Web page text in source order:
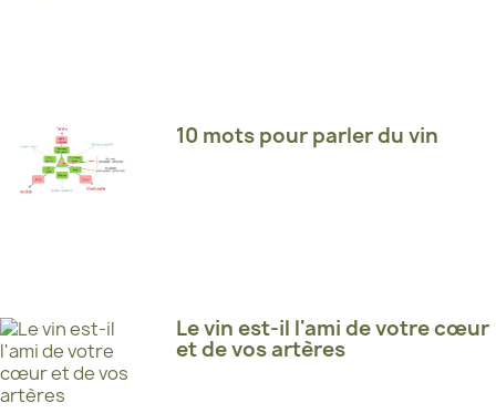
10 mots pour parler du vin
Le vin est-il l'ami de votre cœur
et de vos artères